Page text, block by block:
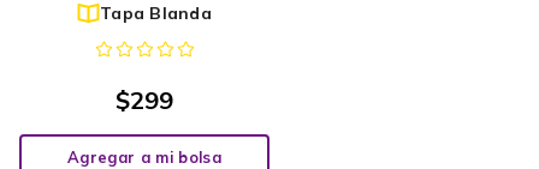
Tapa Blanda
$299
Agregar a mi bolsa